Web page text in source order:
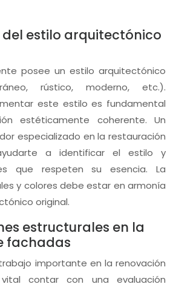
estilo arquitectónico
posee un estilo arquitectónico
rústico, moderno, etc.).
este estilo es fundamental
estéticamente coherente. Un
especializado en la restauración
a identificar el estilo y
que respeten su esencia. La
y colores debe estar en armonía
original.
estructurales en la
fachadas
importante en la renovación
contar con una evaluación